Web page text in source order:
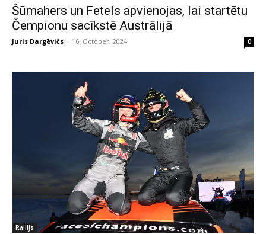
Šūmahers un Fetels apvienojas, lai startētu
Čempionu sacīkstē Austrālijā
Juris Dargēvičs - 16. October, 2024 0
Rallijs